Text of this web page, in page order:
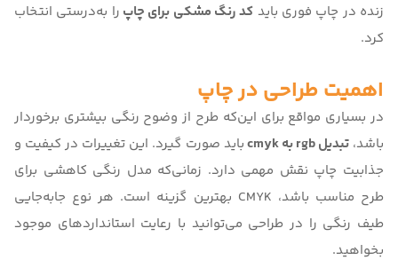
زنده در چاپ فوری باید کد رنگ مشکی برای چاپ را به‌درستی انتخاب
کرد.
اهمیت طراحی در چاپ
در بسیاری مواقع برای این‌که طرح از وضوح رنگی بیشتری برخوردار
باشد،تبدیل rgb به cmyk
باید صورت گیرد. این تغییرات در کیفیت و
جذابیت چاپ نقش مهمی دارد. زمانی‌که مدل رنگی کاهشی برای
طرح مناسب باشد، CMYK بهترین گزینه است. هر نوع جابه‌جایی
طیف رنگی را در طراحی می‌توانید با رعایت استانداردهای موجود
بخواهید.